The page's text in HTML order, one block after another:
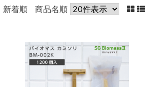
新着順 商品名順